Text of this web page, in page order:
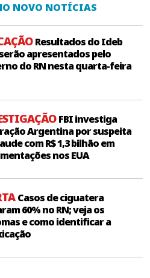
NOVO NOTÍCIAS
Resultados do Ideb
serão apresentados pelo
do RN nesta quarta-feira
FBI investiga
Argentina por suspeita
com R$ 1,3 bilhão em
nos EUA
Casos de ciguatera
60% no RN; veja os
e como identificar a